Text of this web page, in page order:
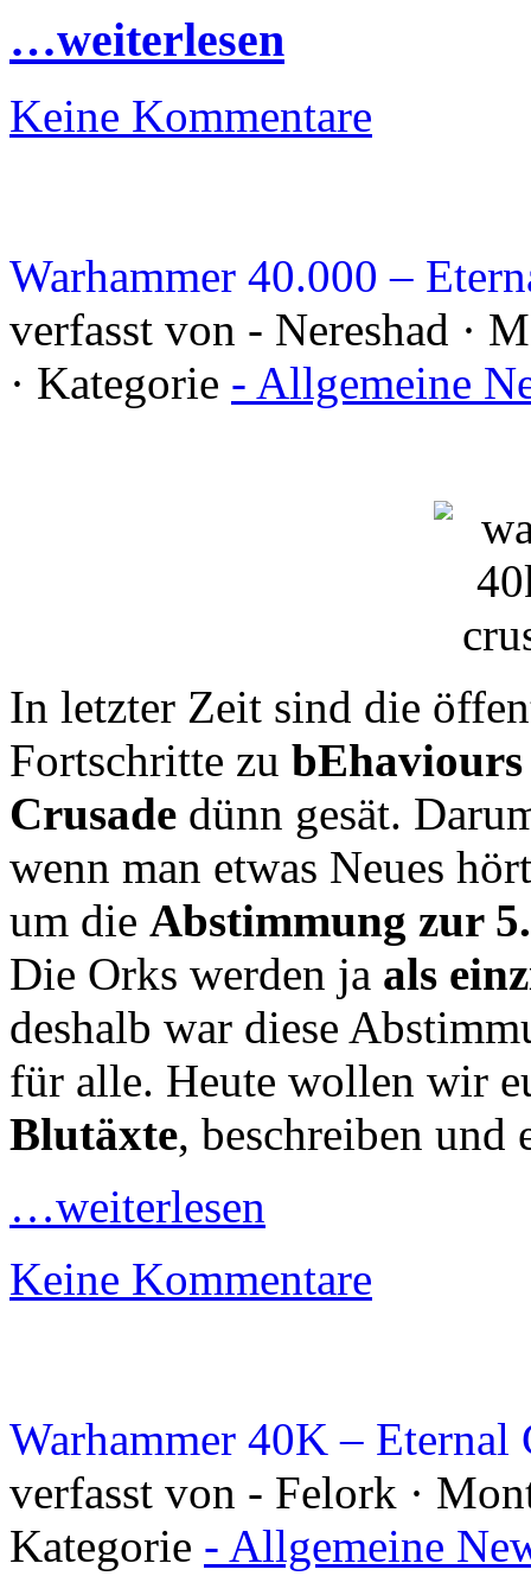
…weiterlesen
Keine Kommentare
Warhammer 40.000 –
verfasst von - Nereshad ·
· Kategorie - Allgemeine
In letzter Zeit sind die
Fortschritte zu bEhaviours
Crusade dünn gesät.
wenn man etwas Neues
um die Abstimmung zur
Die Orks werden ja als
deshalb war diese
für alle. Heute wollen wir
Blutäxte, beschreiben und
…weiterlesen
Keine Kommentare
Warhammer 40K – Eternal
verfasst von - Felork ·
Kategorie - Allgemeine